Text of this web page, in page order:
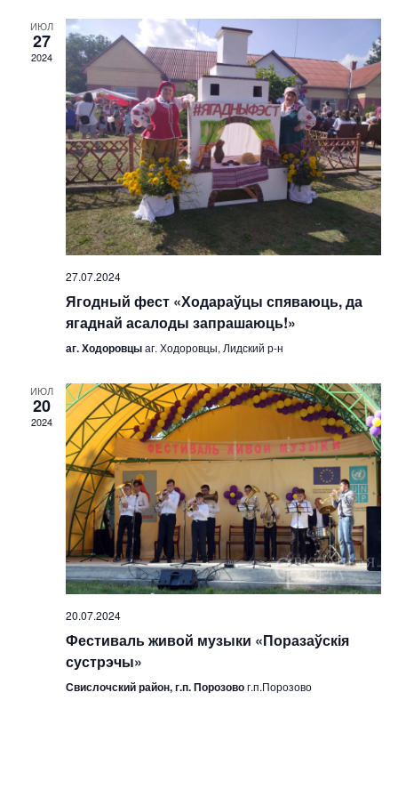
р
я
т
и
я
н
а
в
и
г
ц
и
в
и
г
а
ц
и
и
ИЮЛ
27
2024
27.07.2024
Ягодный фест «Ходараўцы спяваюць, да
ягаднай асалоды запрашаюць!»
аг. Ходоровцыаг. Ходоровцы, Лидский р-н
ИЮЛ
20
2024
20.07.2024
Фестиваль живой музыки «Поразаўскія
сустрэчы»
Свислочский район, г.п. Порозовог.п.Порозово